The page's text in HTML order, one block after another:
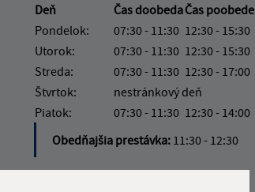
Deň Čas doobedaČas poobede
Pondelok:
07:30 - 11:30 12:30 - 15:30
Utorok:
07:30 - 11:30 12:30 - 15:30
Streda:
07:30 - 11:30 12:30 - 17:00
Štvrtok:
nestránkový deň
Piatok:
07:30 - 11:30 12:30 - 14:00
Obedňajšia prestávka: 11:30 - 12:30